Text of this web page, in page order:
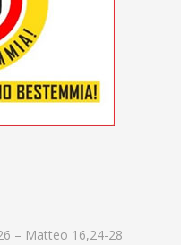
– Matteo 16,24-28